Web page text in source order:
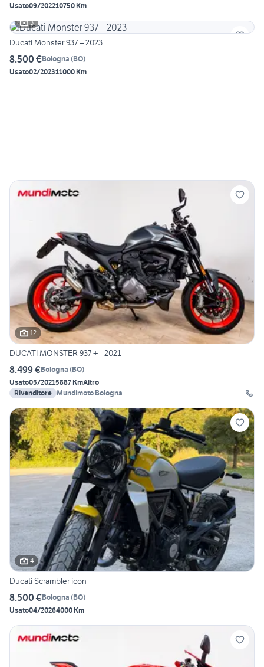
Usato09/202210750 Km
3
Ducati Monster 937 – 2023
8.500 €Bologna (BO)
Usato02/202311000 Km
12
DUCATI MONSTER 937 + - 2021
8.499 €Bologna (BO)
Usato05/20215887 KmAltro
Rivenditore Mundimoto Bologna
4
Ducati Scrambler icon
8.500 €Bologna (BO)
Usato04/20264000 Km